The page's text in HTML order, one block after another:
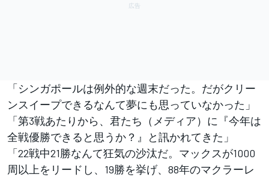
「シンガポールは例外的な週末だった。だがクリー
ンスイープできるなんて夢にも思っていなかった」
「第3戦あたりから、君たち（メディア）に『今年は
全戦優勝できると思うか？』と訊かれてきた」
「22戦中21勝なんて狂気の沙汰だ。マックスが1000
周以上をリードし、19勝を挙げ、88年のマクラーレ